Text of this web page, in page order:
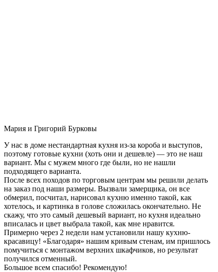
Мария и Григорий Бурковы
У нас в доме нестандартная кухня из-за короба и выступов,
поэтому готовые кухни (хоть они и дешевле) — это не наш
вариант. Мы с мужем много где были, но не нашли
подходящего варианта.
После всех походов по торговым центрам мы решили делать
на заказ под наши размеры. Вызвали замерщика, он все
обмерил, посчитал, нарисовал кухню именно такой, как
хотелось, и картинка в голове сложилась окончательно. Не
скажу, что это самый дешевый вариант, но кухня идеально
вписалась и цвет выбрала такой, как мне нравится.
Примерно через 2 недели нам установили нашу кухню-
красавицу! «Благодаря» нашим кривым стенам, им пришлось
помучиться с монтажом верхних шкафчиков, но результат
получился отменный.
Большое всем спасибо! Рекомендую!